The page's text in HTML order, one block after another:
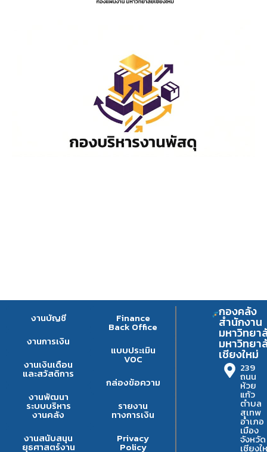
งานบัญชี
งานการเงิน
งานเงินเดือน
และสวัสดิการ
งานพัฒนา
ระบบบริหาร
งานคลัง
งานสนับสนุน
ยุธศาสตร์งาน
Finance
Back Office
แบบประเมิน
VOC
กล่องข้อความ
รายงาน
ทางการเงิน
Privacy
Policy
กองคลัง
สำนักงาน
มหาวิทยา
มหาวิทยา
เชียงใหม่
239
ถนน
ห้วย
แก้ว
ตำบล
สุเทพ
อำเภอ
เมือง
จังหวัด
เชียงใ